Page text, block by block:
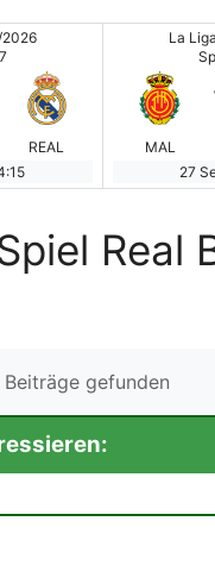
2026
REAL
La
MAL
27
Real
Beiträge gefunden